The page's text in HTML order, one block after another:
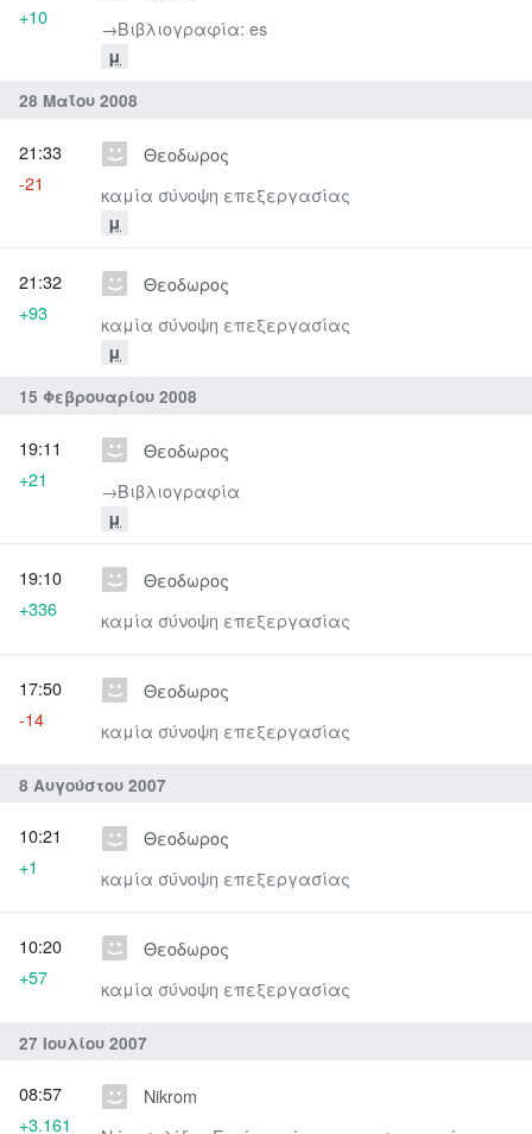
→‎Βιβλιογραφία: es
μ
+10
28 Μαΐου 2008
Θεοδωρος
καμία σύνοψη επεξεργασίας
μ
21:33
-21
Θεοδωρος
καμία σύνοψη επεξεργασίας
μ
21:32
+93
15 Φεβρουαρίου 2008
Θεοδωρος
→‎Βιβλιογραφία
μ
19:11
+21
Θεοδωρος
καμία σύνοψη επεξεργασίας
19:10
+336
Θεοδωρος
καμία σύνοψη επεξεργασίας
17:50
-14
8 Αυγούστου 2007
Θεοδωρος
καμία σύνοψη επεξεργασίας
10:21
+1
Θεοδωρος
καμία σύνοψη επεξεργασίας
10:20
+57
27 Ιουλίου 2007
Nikrom
08:57
+3.161